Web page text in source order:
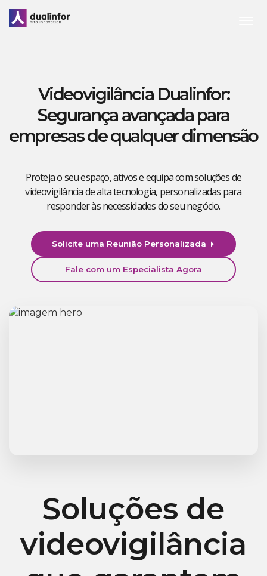
Videovigilância Dualinfor:
Segurança avançada para
empresas de qualquer dimensão
Proteja o seu espaço, ativos e equipa com soluções de
videovigilância de alta tecnologia, personalizadas para
responder às necessidades do seu negócio.
Solicite uma Reunião Personalizada
Fale com um Especialista Agora
Soluções de
videovigilância